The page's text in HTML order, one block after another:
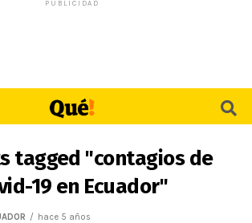
PUBLICIDAD
tagged "contagios de
19 en Ecuador"
hace 5 años